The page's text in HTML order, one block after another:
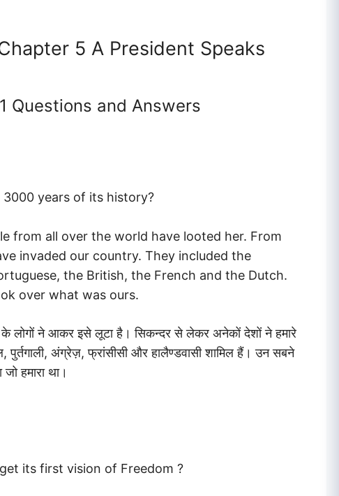
5 A President Speaks
Questions and Answers
years of its history?
from all over the world have looted her. From
invaded our country. They included the
the British, the French and the Dutch.
over what was ours.
के लोगों ने आकर इसे लूटा है। सिकन्दर से लेकर अनेकों देशों ने हमारे
अंग्रेज़, फ्रांसीसी और हालैण्डवासी शामिल हैं। उन सबने
हमारा था।
its first vision of Freedom ?